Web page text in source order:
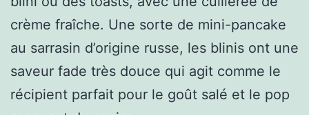
crème fraîche. Une sorte de mini-pancake
au sarrasin d’origine russe, les blinis ont une
saveur fade très douce qui agit comme le
récipient parfait pour le goût salé et le pop